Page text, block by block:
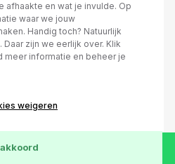
afhaakte en wat je invulde. Op
waar we jouw
Handig toch? Natuurlijk
zijn we eerlijk over. Klik
meer informatie en beheer je
weigeren